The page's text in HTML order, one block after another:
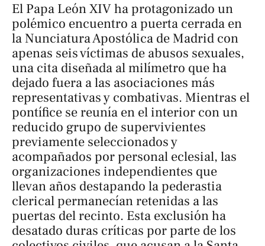
El Papa León XIV ha protagonizado un
polémico encuentro a puerta cerrada en
la Nunciatura Apostólica de Madrid con
apenas seis víctimas de abusos sexuales,
una cita diseñada al milímetro que ha
dejado fuera a las asociaciones más
representativas y combativas. Mientras el
pontífice se reunía en el interior con un
reducido grupo de supervivientes
previamente seleccionados y
acompañados por personal eclesial, las
organizaciones independientes que
llevan años destapando la pederastia
clerical permanecían retenidas a las
puertas del recinto. Esta exclusión ha
desatado duras críticas por parte de los